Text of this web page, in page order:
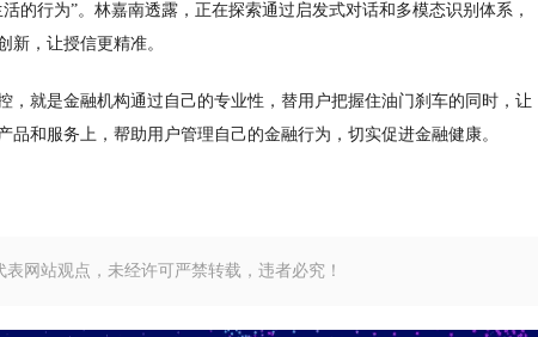
的行为”。林嘉南透露，正在探索通过启发式对话和多模态识别体系，
新，让授信更精准。
就是金融机构通过自己的专业性，替用户把握住油门刹车的同时，让
和服务上，帮助用户管理自己的金融行为，切实促进金融健康。
网站观点，未经许可严禁转载，违者必究！